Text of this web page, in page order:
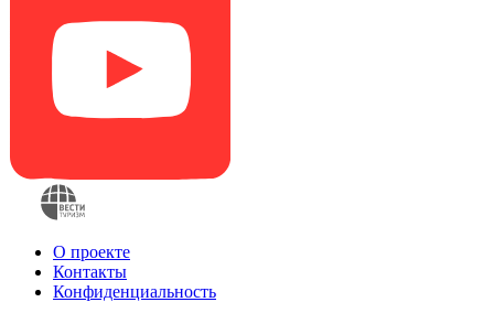
О проекте
Контакты
Конфиденциальность